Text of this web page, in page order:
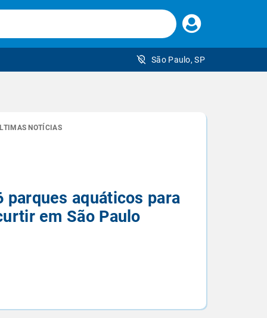
Faça
seu
São Paulo, SP
NOTÍCIAS
parques aquáticos para
em São Paulo
brasileiro